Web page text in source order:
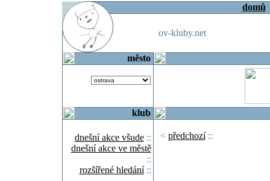
domů
ov-kluby.net
město
klub
dnešní akce všude::
dnešní akce ve městě
::
rozšířené hledání::
< předchozí::